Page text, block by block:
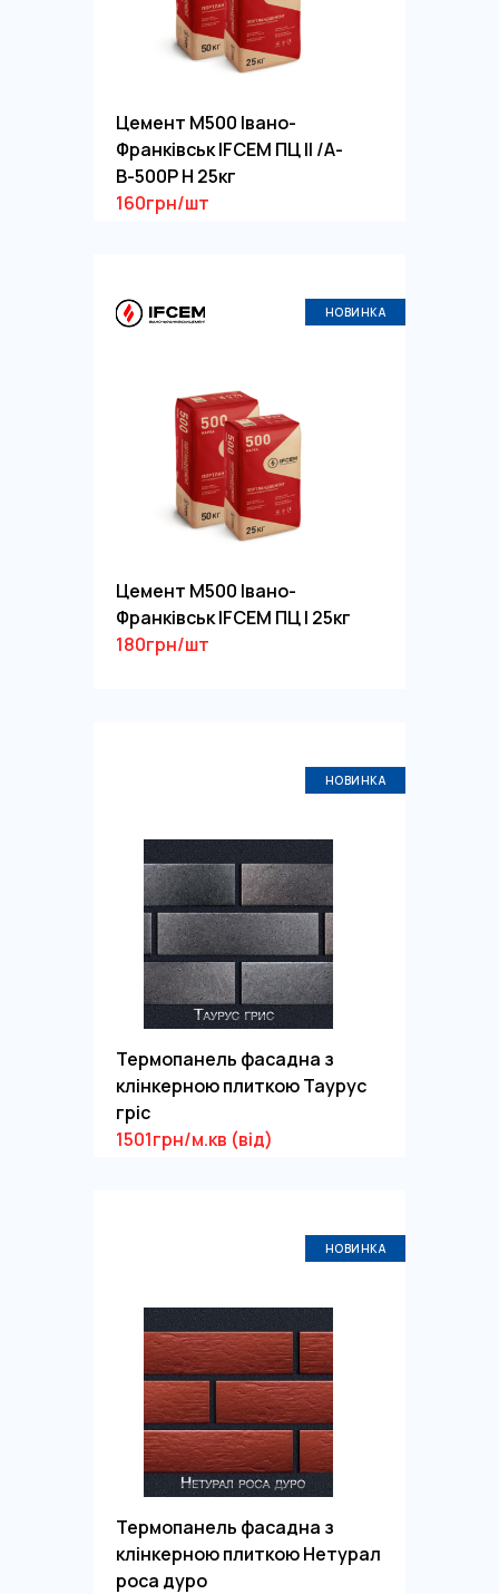
Цемент М500 Івано-
Франківськ IFCEM ПЦ ІІ /А-
В-500Р Н 25кг
160грн/шт
НОВИНКА
Цемент М500 Івано-
Франківськ IFCEM ПЦ І 25кг
180грн/шт
НОВИНКА
Термопанель фасадна з
клінкерною плиткою Таурус
гріс
1501грн/м.кв (від)
НОВИНКА
Термопанель фасадна з
клінкерною плиткою Нетурал
роса дуро